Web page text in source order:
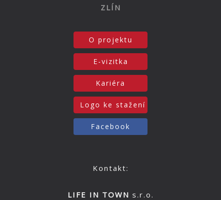
ZLÍN
O projektu
E-vizitka
Kariéra
Logo ke stažení
Facebook
Kontakt:
LIFE IN TOWN s.r.o.